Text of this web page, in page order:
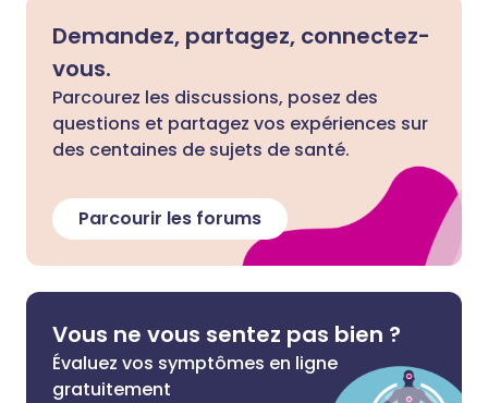
Demandez, partagez, connectez-
vous.
Parcourez les discussions, posez des
questions et partagez vos expériences sur
des centaines de sujets de santé.
Parcourir les forums
Vous ne vous sentez pas bien ?
Évaluez vos symptômes en ligne
gratuitement